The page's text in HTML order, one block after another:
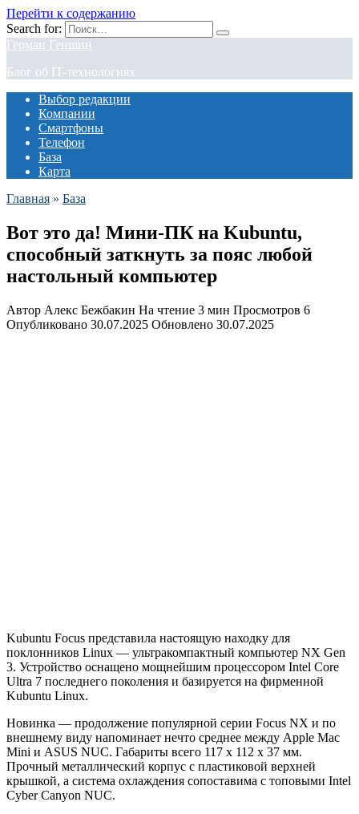
Перейти к содержанию
Search for:
Герман Геншин
Блог об IT-технологиях
Выбор редакции
Компании
Смартфоны
Телефон
База
Карта
Главная » База
Вот это да! Мини-ПК на Kubuntu,
способный заткнуть за пояс любой
настольный компьютер
Автор Алекс Бежбакин На чтение 3 мин Просмотров 6
Опубликовано 30.07.2025 Обновлено 30.07.2025
Kubuntu Focus представила настоящую находку для
поклонников Linux — ультракомпактный компьютер NX Gen
3. Устройство оснащено мощнейшим процессором Intel Core
Ultra 7 последнего поколения и базируется на фирменной
Kubuntu Linux.
Новинка — продолжение популярной серии Focus NX и по
внешнему виду напоминает нечто среднее между Apple Mac
Mini и ASUS NUC. Габариты всего 117 x 112 x 37 мм.
Прочный металлический корпус с пластиковой верхней
крышкой, а система охлаждения сопоставима с топовыми Intel
Cyber Canyon NUC.